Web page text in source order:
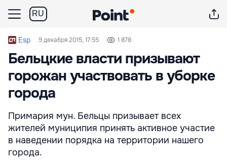
RU
Esp 9 декабря 2015, 17:55 1 878
Бельцкие власти призывают
горожан участвовать в уборке
города
Примария мун. Бельцы призывает всех
жителей муниципия принять активное участие
в наведении порядка на территории нашего
города.